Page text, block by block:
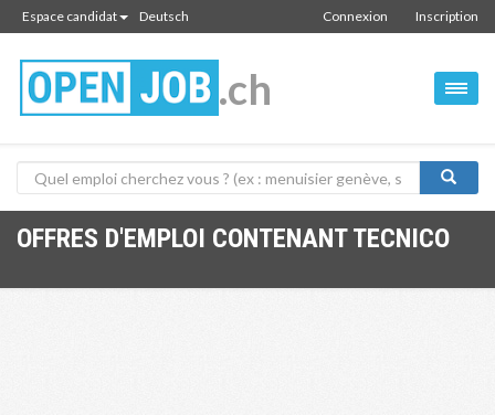
Espace candidat Deutsch Inscription
Connexion
.ch
OFFRES D'EMPLOI CONTENANT TECNICO